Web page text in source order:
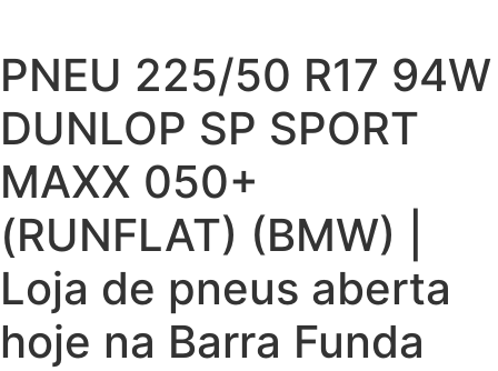
PNEU 225/50 R17 94W
DUNLOP SP SPORT
MAXX 050+
(RUNFLAT) (BMW) |
Loja de pneus aberta
hoje na Barra Funda